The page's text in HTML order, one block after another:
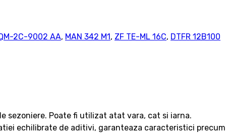
2C-9002 AA, MAN 342 M1, ZF TE-ML 16C, DTFR 12B100
sezoniere. Poate fi utilizat atat vara, cat si iarna.
echilibrate de aditivi, garanteaza caracteristici precum